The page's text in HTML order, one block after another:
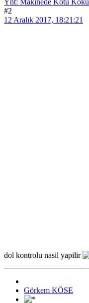
#2
12 Aralık 2017, 18:21:21
dol kontrolu nasil yapilir
Görkem KÖSE